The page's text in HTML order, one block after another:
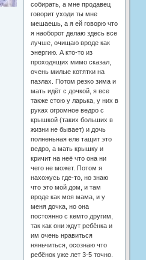
собирать, а мне продавец
говорит уходи ты мне
мешаешь, а я ей говорю что
я наоборот делаю здесь все
лучше, очищаю вроде как
энергию. А кто-то из
проходящих мимо сказал,
очень милые котятки на
пазлах. Потом резко зима и
мать идёт с дочкой, я все
также стою у ларька, у них в
руках огромное ведро с
крышкой (таких больших в
жизни не бывает) и дочь
полненьная еле тащит это
ведро, а мать крышку и
кричит на неё что она ни
чего не может. Потом я
нахожусь где-то, но знаю
что это мой дом, и там
вроде как моя мама, и у
меня дочка, но она
постоянно с кемто другим,
так как они ждут ребёнка и
им очень нравиться
няньчиться, осознаю что
ребёнок уже лет 3-5 точно.